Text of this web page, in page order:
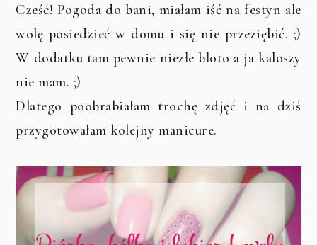
Cześć! Pogoda do bani, miałam iść na festyn ale
wolę posiedzieć w domu i się nie przeziębić. ;)
W dodatku tam pewnie niezłe błoto a ja kaloszy
nie mam. ;)
Dlatego poobrabiałam trochę zdjęć i na dziś
przygotowałam kolejny manicure.